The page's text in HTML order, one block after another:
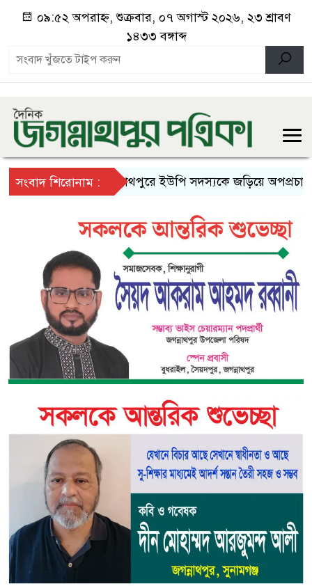
০৯:৫২ অপরাহ্ন, শুক্রবার, ০৭ অগাস্ট ২০২৬, ২৩ শ্রাবণ
১৪৩৩ বঙ্গাব্দ
সংবাদ শিরোনাম :জগন্নাথপুরে ইউপি সদস্যকে জড়িয়ে অপপ্রচারের